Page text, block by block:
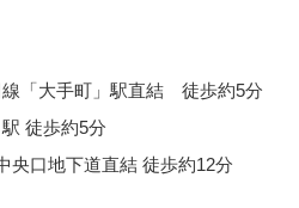
「大手町」駅直結 徒歩約5分
徒歩約5分
央口地下道直結 徒歩約12分